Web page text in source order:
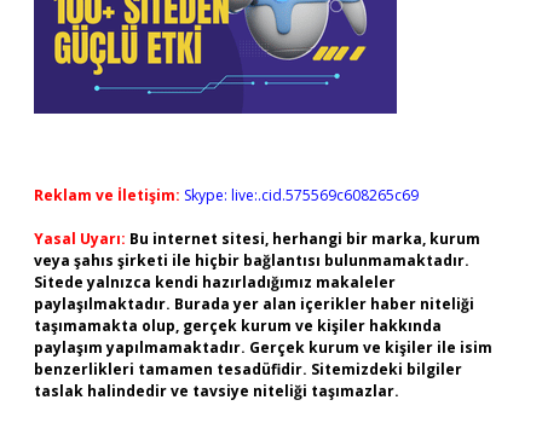
Reklam ve İletişim: Skype: live:.cid.575569c608265c69
Yasal Uyarı: Bu internet sitesi, herhangi bir marka, kurum
veya şahıs şirketi ile hiçbir bağlantısı bulunmamaktadır.
Sitede yalnızca kendi hazırladığımız makaleler
paylaşılmaktadır. Burada yer alan içerikler haber niteliği
taşımamakta olup, gerçek kurum ve kişiler hakkında
paylaşım yapılmamaktadır. Gerçek kurum ve kişiler ile isim
benzerlikleri tamamen tesadüfidir. Sitemizdeki bilgiler
taslak halindedir ve tavsiye niteliği taşımazlar.